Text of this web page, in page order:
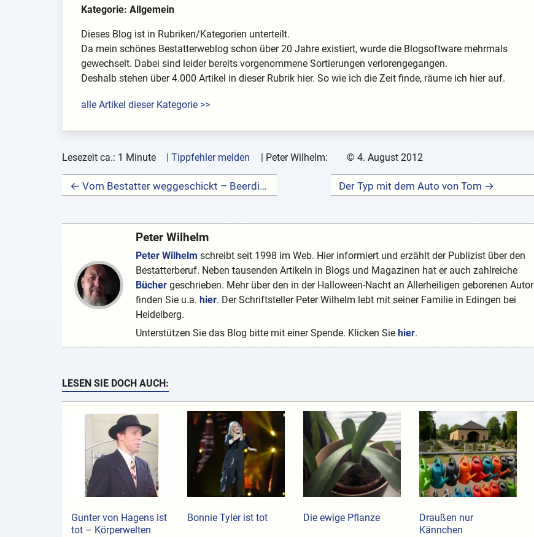
Kategorie: Allgemein
Dieses Blog ist in Rubriken/Kategorien unterteilt.
Da mein schönes Bestatterweblog schon über 20 Jahre existiert, wurde die Blogsoftware mehrmals
gewechselt. Dabei sind leider bereits vorgenommene Sortierungen verlorengegangen.
Deshalb stehen über 4.000 Artikel in dieser Rubrik hier. So wie ich die Zeit finde, räume ich hier auf.
alle Artikel dieser Kategorie >>
Lesezeit ca.: 1 Minute | Tippfehler melden Peter Wilhelm: © 4. August 2012
← Vom Bestatter weggeschickt – Beerdigungsunternehmer lehnen Auftrag ab – Kommunen zahlen nicht Der Typ mit dem Auto von Tom →
Peter Wilhelm
Peter Wilhelm schreibt seit 1998 im Web. Hier informiert und erzählt der Publizist über den
Bestatterberuf. Neben tausenden Artikeln in Blogs und Magazinen hat er auch zahlreiche
Büchergeschrieben. Mehr über den in der Halloween-Nacht an Allerheiligen geborenen Autor
finden Sie u.a. hier. Der Schriftsteller Peter Wilhelm lebt mit seiner Familie in Edingen bei
Heidelberg.
Unterstützen Sie das Blog bitte mit einer Spende. Klicken Sie hier.
LESEN SIE DOCH AUCH:
Gunter von Hagens ist
tot – Körperwelten
Bonnie Tyler ist tot Die ewige Pflanze
Draußen nur
Kännchen